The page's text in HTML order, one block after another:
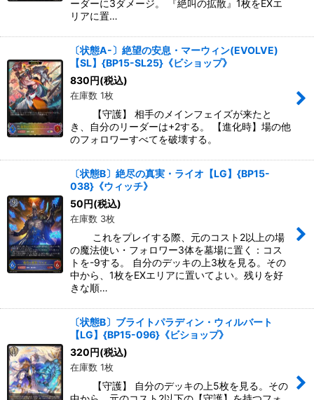
ーダーに3ダメージ。 『絶叫の拡散』1枚をEXエ
リアに置…
〔状態A-〕絶望の安息・マーウィン(EVOLVE)
【SL】{BP15-SL25}《ビショップ》
830円(税込)
在庫数 1枚
【守護】 相手のメインフェイズが来たと
き、自分のリーダーは+2する。 【進化時】場の他
のフォロワーすべてを破壊する。
〔状態B〕絶尽の真実・ライオ【LG】{BP15-
038}《ウィッチ》
50円(税込)
在庫数 3枚
これをプレイする際、元のコスト2以上の場
の魔法使い・フォロワー3体を墓場に置く：コス
トを-9する。 自分のデッキの上3枚を見る。その
中から、1枚をEXエリアに置いてよい。残りを好
きな順…
〔状態B〕ブライトパラディン・ウィルバート
【LG】{BP15-096}《ビショップ》
320円(税込)
在庫数 1枚
【守護】 自分のデッキの上5枚を見る。その